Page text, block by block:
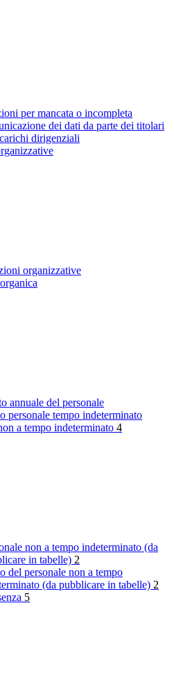
per mancata o incompleta
dei dati da parte dei titolari
dirigenziali
organizzative
annuale del personale
personale tempo indeterminato
a tempo indeterminato 4
non a tempo indeterminato (da
in tabelle) 2
del personale non a tempo
(da pubblicare in tabelle) 2
5